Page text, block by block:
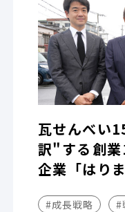
瓦せんべい
訳"する――創
企業「はり
#成長戦略 #